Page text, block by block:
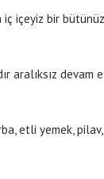
içeyiz bir
aralıksız devam
etli yemek,